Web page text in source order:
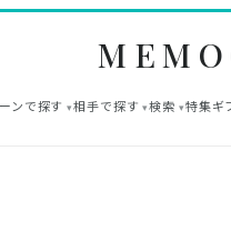
ンで探す 相手で探す 検索 特集ギ